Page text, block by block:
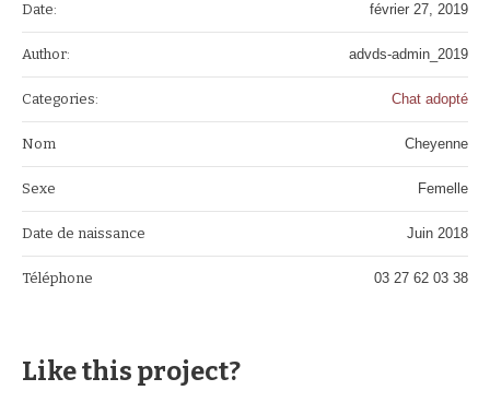
Date: février 27, 2019
Author: advds-admin_2019
Categories: Chat adopté
Nom Cheyenne
Sexe Femelle
Date de naissance Juin 2018
Téléphone 03 27 62 03 38
Like this project?